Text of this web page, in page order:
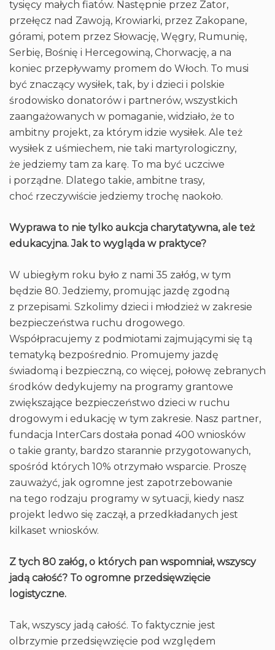
tysięcy małych fiatów. Następnie przez Zator,
przełęcz nad Zawoją, Krowiarki, przez Zakopane,
górami, potem przez Słowację, Węgry, Rumunię,
Serbię, Bośnię i Hercegowiną, Chorwację, a na
koniec przepływamy promem do Włoch. To musi
być znaczący wysiłek, tak, by i dzieci i polskie
środowisko donatorów i partnerów, wszystkich
zaangażowanych w pomaganie, widziało, że to
ambitny projekt, za którym idzie wysiłek. Ale też
wysiłek z uśmiechem, nie taki martyrologiczny,
że jedziemy tam za karę. To ma być uczciwe
i porządne. Dlatego takie, ambitne trasy,
choć rzeczywiście jedziemy trochę naokoło.
Wyprawa to nie tylko aukcja charytatywna, ale też
edukacyjna. Jak to wygląda w praktyce?
W ubiegłym roku było z nami 35 załóg, w tym
będzie 80. Jedziemy, promując jazdę zgodną
z przepisami. Szkolimy dzieci i młodzież w zakresie
bezpieczeństwa ruchu drogowego.
Współpracujemy z podmiotami zajmującymi się tą
tematyką bezpośrednio. Promujemy jazdę
świadomą i bezpieczną, co więcej, połowę zebranych
środków dedykujemy na programy grantowe
zwiększające bezpieczeństwo dzieci w ruchu
drogowym i edukację w tym zakresie. Nasz partner,
fundacja InterCars dostała ponad 400 wniosków
o takie granty, bardzo starannie przygotowanych,
spośród których 10% otrzymało wsparcie. Proszę
zauważyć, jak ogromne jest zapotrzebowanie
na tego rodzaju programy w sytuacji, kiedy nasz
projekt ledwo się zaczął, a przedkładanych jest
kilkaset wniosków.
Z tych 80 załóg, o których pan wspomniał, wszyscy
jadą całość? To ogromne przedsięwzięcie
logistyczne.
Tak, wszyscy jadą całość. To faktycznie jest
olbrzymie przedsięwzięcie pod względem